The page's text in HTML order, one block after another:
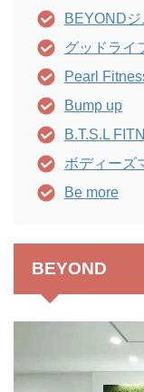
BEYONDジ
グッドライ
Pearl
Bump up
B.T.S.L
ボディーズ
Be more
BEYOND